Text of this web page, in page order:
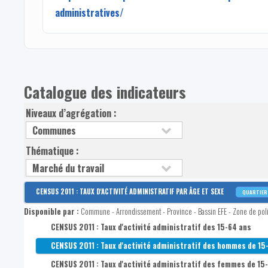
administratives/
Catalogue des indicateurs
Niveaux d’agrégation :
Thématique :
CENSUS 2011 : TAUX D'ACTIVITÉ ADMINISTRATIF PAR ÂGE ET SEXE QUARTIER
Disponible par : Commune - Arrondissement - Province - Bassin EFE - Zone de
CENSUS 2011 : Taux d'activité administratif des 15-64 ans
CENSUS 2011 : Taux d'activité administratif des hommes de
CENSUS 2011 : Taux d'activité administratif des femmes de